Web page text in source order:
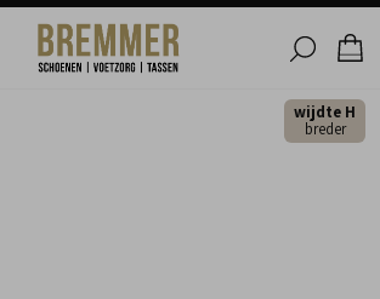
wijdte H
breder